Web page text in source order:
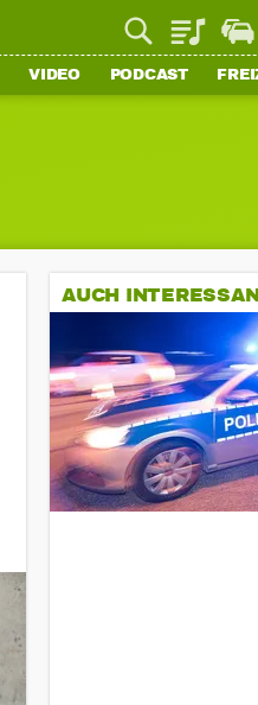
Playlist
VIDEO PODCAST
AUCH